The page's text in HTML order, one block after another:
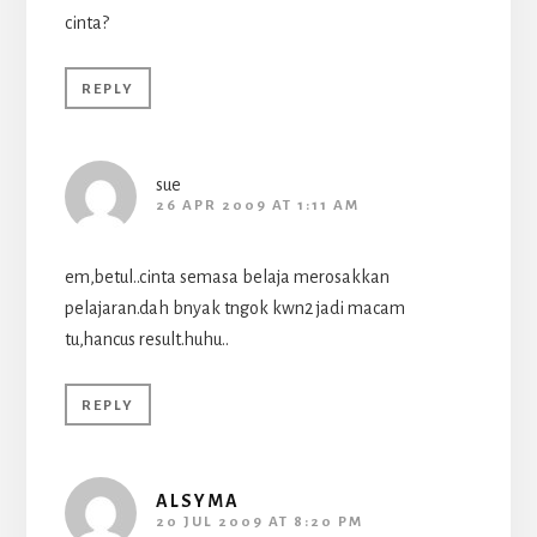
cinta?
REPLY
sue
26 APR 2009 AT 1:11 AM
em,betul..cinta semasa belaja merosakkan
pelajaran.dah bnyak tngok kwn2 jadi macam
tu,hancus result.huhu..
REPLY
ALSYMA
20 JUL 2009 AT 8:20 PM